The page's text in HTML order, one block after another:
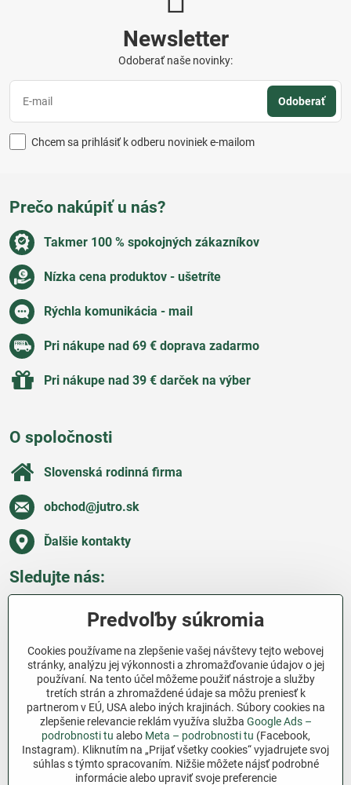
Newsletter
Odoberať naše novinky:
Odoberať
Chcem sa prihlásiť k odberu noviniek e-mailom
Prečo nakúpiť u nás?
Takmer 100 % spokojných zákazníkov
Nízka cena produktov - ušetríte
Rýchla komunikácia - mail
Pri nákupe nad 69 € doprava zadarmo
Pri nákupe nad 39 € darček na výber
O spoločnosti
Slovenská rodinná firma
obchod​@jutro​.sk
Ďalšie kontakty
Sledujte nás:
Všetko o nákupe
Ďakujeme za podporu
Sme slovenský e-shop bez dotácií​. Fungujeme len
vďaka vám – ľuďom, ktorí veria v poctivú prácu a
lásku k pôde​. Každý nákup na Jutro​.sk nám pomáha
pokračovať v tom, čo má zmysel – pomáhať
Predvoľby súkromia
Cookies používame na zlepšenie vašej návštevy tejto webovej
stránky, analýzu jej výkonnosti a zhromažďovanie údajov o jej
používaní. Na tento účel môžeme použiť nástroje a služby
tretích strán a zhromaždené údaje sa môžu preniesť k
partnerom v EÚ, USA alebo iných krajinách. Súbory cookies na
zlepšenie relevancie reklám využíva služba Google Ads –
podrobnosti tu alebo Meta – podrobnosti tu (Facebook,
Instagram). Kliknutím na „Prijať všetky cookies“ vyjadrujete svoj
súhlas s týmto spracovaním. Nižšie môžete nájsť podrobné
informácie alebo upraviť svoje preferencie